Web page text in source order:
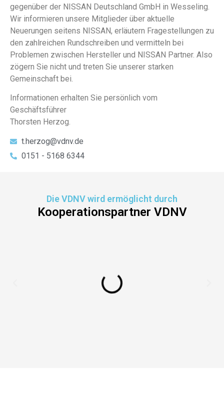
gegenüber der NISSAN Deutschland GmbH in Wesseling.
Wir informieren unsere Mitglieder über aktuelle
Neuerungen seitens NISSAN, erläutern Fragestellungen zu
den zahlreichen Rundschreiben und vermitteln bei
Problemen zwischen Hersteller und NISSAN Partner. Also
zögern Sie nicht und treten Sie unserer starken
Gemeinschaft bei.
Informationen erhalten Sie persönlich vom
Geschäftsführer
Thorsten Herzog.
t.herzog@vdnv.de
0151 - 5168 6344
Die VDNV wird ermöglicht durch
Kooperationspartner VDNV